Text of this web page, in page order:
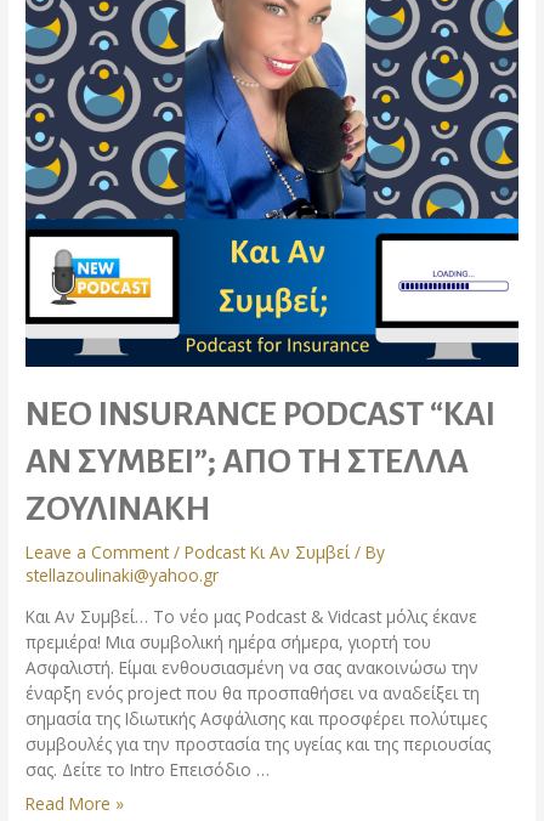
ΝΕΟ INSURANCE PODCAST “ΚΑΙ
ΑΝ ΣΥΜΒΕΙ”; ΑΠΟ ΤΗ ΣΤΕΛΛΑ
ΖΟΥΛΙΝΑΚΗ
Leave a Comment /Podcast Κι Αν Συμβεί/ By
stellazoulinaki@yahoo.gr
Και Αν Συμβεί… Το νέο μας Podcast & Vidcast μόλις έκανε
πρεμιέρα! Μια συμβολική ημέρα σήμερα, γιορτή του
Ασφαλιστή. Είμαι ενθουσιασμένη να σας ανακοινώσω την
έναρξη ενός project που θα προσπαθήσει να αναδείξει τη
σημασία της Ιδιωτικής Ασφάλισης και προσφέρει πολύτιμες
συμβουλές για την προστασία της υγείας και της περιουσίας
σας. Δείτε το Intro Επεισόδιο …
Read More »